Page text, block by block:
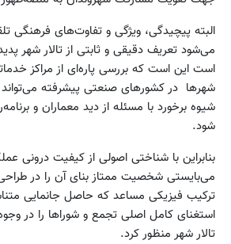
البته پیچیدگی، ویژگی و تفاوت‌های فرهنگی
می‌شود تعریف دقیقی و ثابتی از تالار شهر
است این است که بررسی پاره‌ای از مراکز
شهرها در کشورهای صنعتی پیشرفته می‌تواند
شیوه برخورد با مسئله از دید معماران و
شود.
بنابراین با شناختی اصولی از کیفیت درونی
می‌بایستی شخصیت ممتاز بنای آن را در
ترکیب فیزیکی مساعد که حاصل جانمایی
استغنای کامل اصلی تجمع و شوراها را در
تالار شهر منظور کرد.